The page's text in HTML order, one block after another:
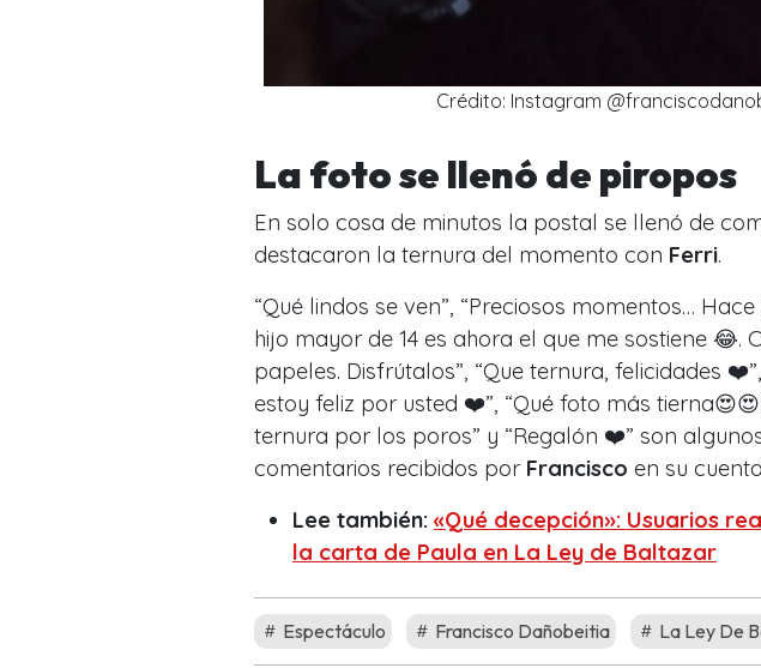
Crédito: Instagram
La foto se llenó de piropos
En solo cosa de minutos la postal se llenó de
destacaron la ternura del momento con Ferri.
“Qué lindos se ven”, “Preciosos momentos…
hijo mayor de 14 es ahora el que me sostiene 😂.
papeles. Disfrútalos”, “Que ternura, felicidades
estoy feliz por usted ❤️”, “Qué foto más
ternura por los poros” y “Regalón ❤️” son
comentarios recibidos por Francisco en su
Lee también: «Qué decepción»: Usuarios
la carta de Paula en La Ley de Baltazar
Espectáculo Francisco Dañobeitia La Ley De